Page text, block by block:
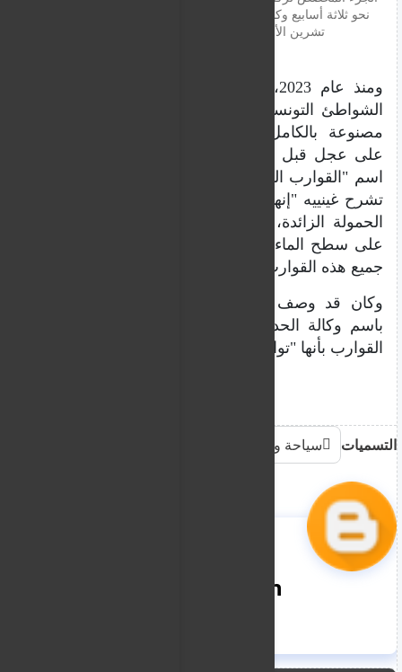
تشرين الأول/أكتوبر 2021. شريف بيبي
ومنذ عام 2023، بدأت قوارب تصل أيضا من
الشواطئ التونسية، وخاصةً من صفاقس، وهي
مصنوعة بالكامل من صفائح معدنية ولُحمت
على عجل قبل الإبحار. يُطلق عليها المهاجرون
اسم "القوارب الحديدية" أو "القوارب المعدنية".
تشرح غينييه "إنها غير مستقرة للغاية، فمع ثقل
الحمولة الزائدة، يشعر الناس وكأنهم يجلسون
على سطح الماء، مع وجود خطر كبير للانقلاب.
جميع هذه القوارب تؤدي إلى الموت".
وكان قد وصف كريس بوروفسكي، المتحدث
باسم وكالة الحدود الأوروبية "فرونتكس"، هذه
القوارب بأنها "توابيت في الماء".
التسميات سياحة وهجرة
nooreddin